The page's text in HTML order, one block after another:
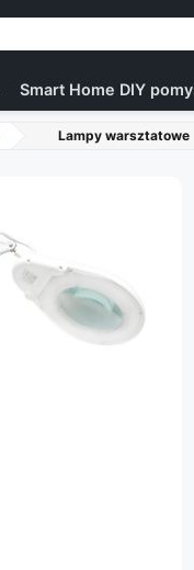
Smart Home DIY
Lampy warsztatowe